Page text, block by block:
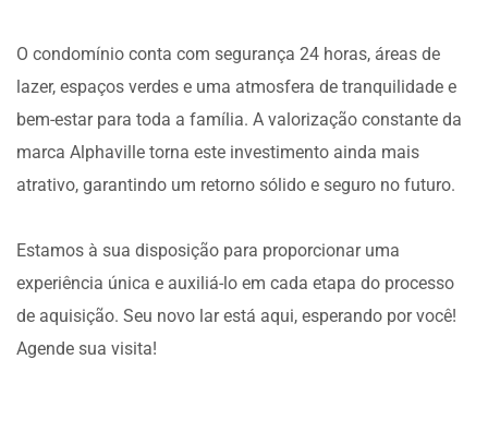
O condomínio conta com segurança 24 horas, áreas de
lazer, espaços verdes e uma atmosfera de tranquilidade e
bem-estar para toda a família. A valorização constante da
marca Alphaville torna este investimento ainda mais
atrativo, garantindo um retorno sólido e seguro no futuro.
Estamos à sua disposição para proporcionar uma
experiência única e auxiliá-lo em cada etapa do processo
de aquisição. Seu novo lar está aqui, esperando por você!
Agende sua visita!